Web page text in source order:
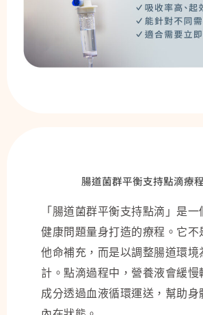
腸道菌群平衡支持點滴療
「腸道菌群平衡支持點滴」是
健康問題量身打造的療程。它不
他命補充，而是以調整腸道環境
計。點滴過程中，營養液會緩慢
成分透過血液循環運送，幫助身